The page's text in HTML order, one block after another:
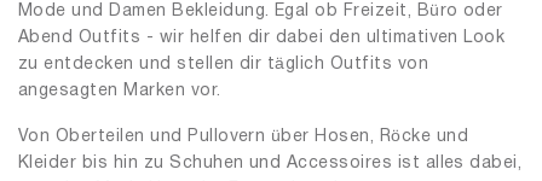
Mode und Damen Bekleidung. Egal ob Freizeit, Büro oder
Abend Outfits - wir helfen dir dabei den ultimativen Look
zu entdecken und stellen dir täglich Outfits von
angesagten Marken vor.
Von Oberteilen und Pullovern über Hosen, Röcke und
Kleider bis hin zu Schuhen und Accessoires ist alles dabei,